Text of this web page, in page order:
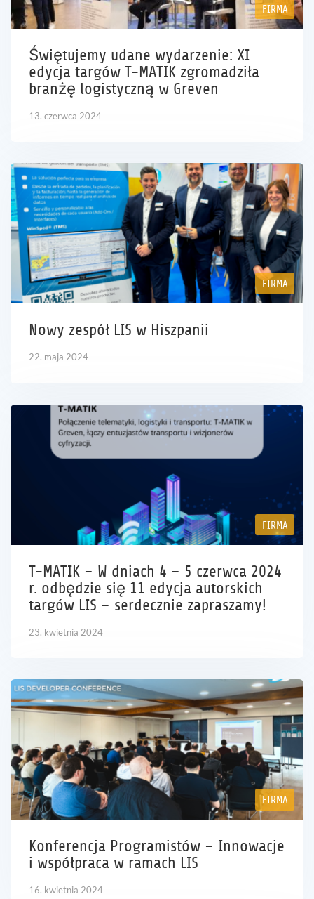
FIRMA
Świętujemy udane wydarzenie: XI
edycja targów T-MATIK zgromadziła
branżę logistyczną w Greven
13. czerwca 2024
FIRMA
Nowy zespół LIS w Hiszpanii
22. maja 2024
FIRMA
T-MATIK – W dniach 4 – 5 czerwca 2024
r. odbędzie się 11 edycja autorskich
targów LIS – serdecznie zapraszamy!
23. kwietnia 2024
FIRMA
Konferencja Programistów – Innowacje
i współpraca w ramach LIS
16. kwietnia 2024